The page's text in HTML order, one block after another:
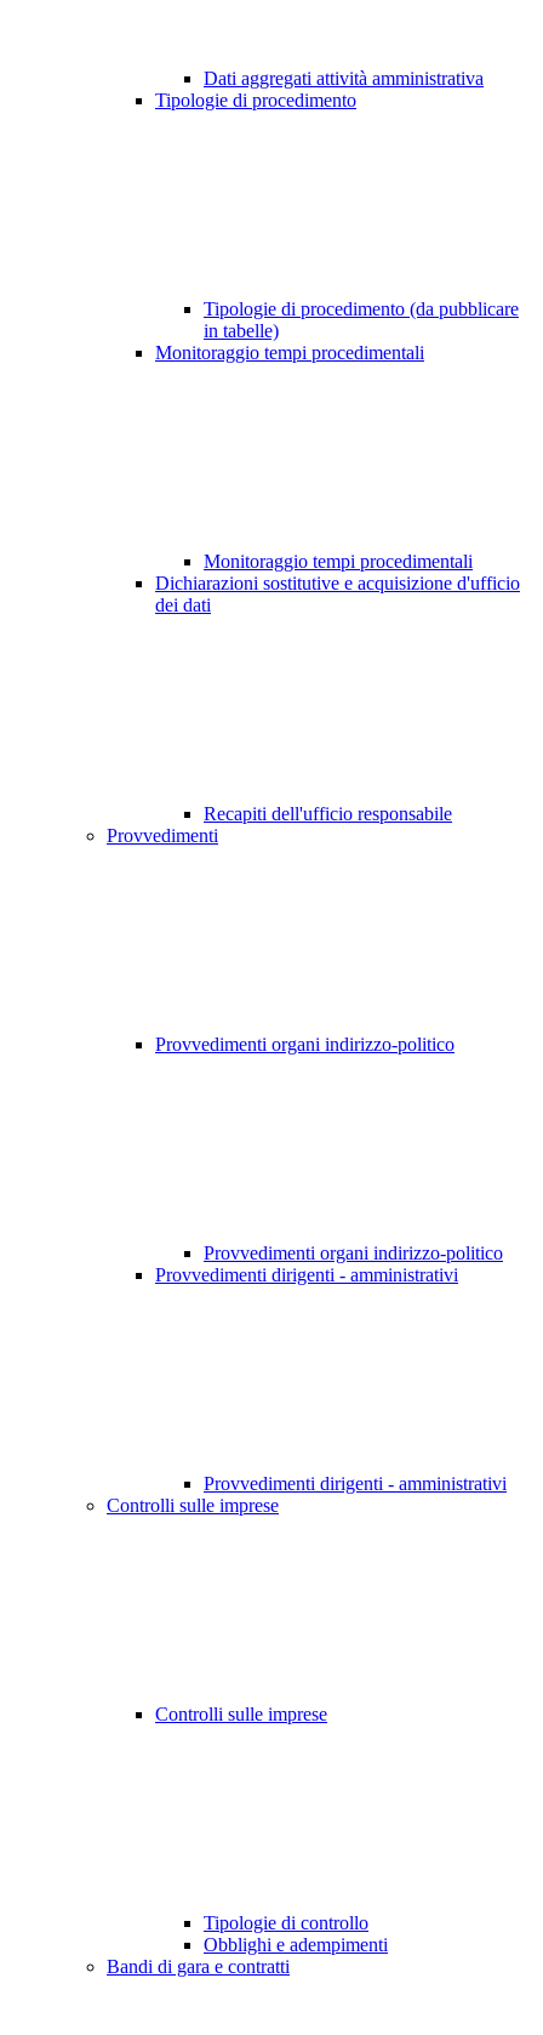
Dati aggregati attività amministrativa
Tipologie di procedimento
Tipologie di procedimento (da pubblicare
in tabelle)
Monitoraggio tempi procedimentali
Monitoraggio tempi procedimentali
Dichiarazioni sostitutive e acquisizione d'ufficio
dei dati
Recapiti dell'ufficio responsabile
Provvedimenti
Provvedimenti organi indirizzo-politico
Provvedimenti organi indirizzo-politico
Provvedimenti dirigenti - amministrativi
Provvedimenti dirigenti - amministrativi
Controlli sulle imprese
Controlli sulle imprese
Tipologie di controllo
Obblighi e adempimenti
Bandi di gara e contratti